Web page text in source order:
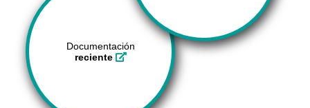
Documentación
reciente